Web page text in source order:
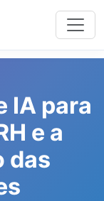
IA para
e a
das